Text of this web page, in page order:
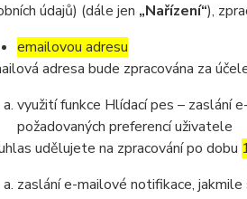
údajů) (dále jen „Nařízení“),
emailovou adresu
adresa bude zpracována za
využití funkce Hlídací pes – zaslání
požadovaných preferencí uživatele
udělujete na zpracování po dobu
zaslání e-mailové notifikace,